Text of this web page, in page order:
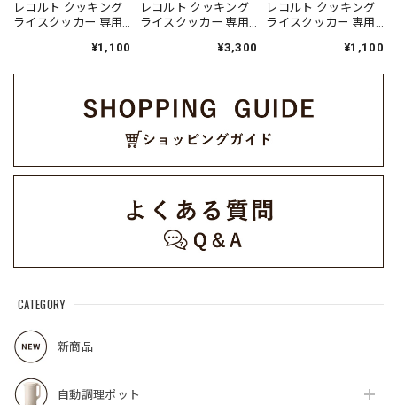
CATEGORY
新商品
自動調理ポット
レコルト クッキング
ライスクッカー 専用
RCR-2SP(W)（対応型
¥1,100
レコルト クッキング
ライスクッカー 専用
¥3,300
レコルト クッキング
ライスクッカー 専用
2CT（対応型番:RCR-
¥1,100